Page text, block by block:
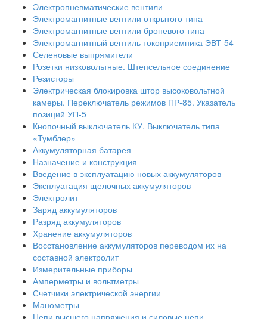
Электропневматические вентили
Электромагнитные вентили открытого типа
Электромагнитные вентили броневого типа
Электромагнитный вентиль токоприемника ЭВТ-54
Селеновые выпрямители
Розетки низковольтные. Штепсельное соединение
Резисторы
Электрическая блокировка штор высоковольтной
камеры. Переключатель режимов ПР-85. Указатель
позиций УП-5
Кнопочный выключатель КУ. Выключатель типа
«Тумблер»
Аккумуляторная батарея
Назначение и конструкция
Введение в эксплуатацию новых аккумуляторов
Эксплуатация щелочных аккумуляторов
Электролит
Заряд аккумуляторов
Разряд аккумуляторов
Хранение аккумуляторов
Восстановление аккумуляторов переводом их на
составной электролит
Измерительные приборы
Амперметры и вольтметры
Счетчики электрической энергии
Манометры
Цепи высшего напряжения и силовые цепи